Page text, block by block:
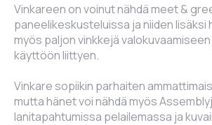
Vinkareen on voinut nähdämeet &
paneelikeskusteluissa ja niiden lisäksi
myös paljon vinkkejävalokuvaamiseen
käyttöön liittyen.
Vinkare sopiikin parhaiten
mutta hänet voi nähdä myös
lanitapahtumissa pelailemassa ja